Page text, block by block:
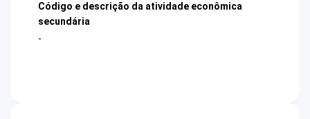
Código e descrição da atividade econômica
secundária
-